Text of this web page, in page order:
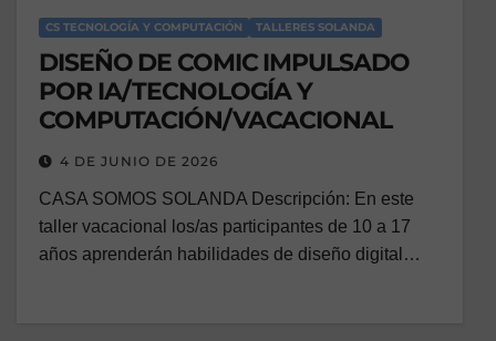
CS TECNOLOGÍA Y COMPUTACIÓN TALLERES SOLANDA
DISEÑO DE COMIC IMPULSADO
POR IA/TECNOLOGÍA Y
COMPUTACIÓN/VACACIONAL
4 DE JUNIO DE 2026
CASA SOMOS SOLANDA Descripción: En este
taller vacacional los/as participantes de 10 a 17
años aprenderán habilidades de diseño digital…